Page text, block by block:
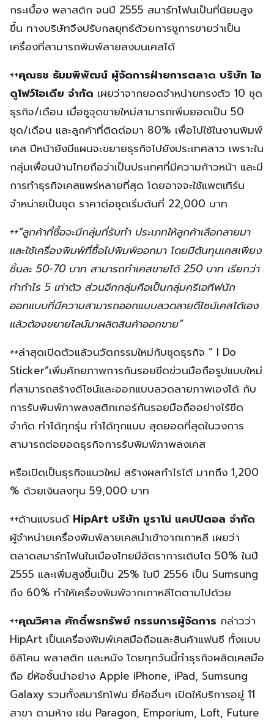
กระเบื้อง พลาสติก จนปี 2555 สมาร์ทโฟนเป็นที่นิยมสูง
ขึ้น ทางบริษัทจึงปรับกลยุทธ์ด้วยการชูการขายว่าเป็น
เครื่องที่สามารถพิมพ์ลายลงบนเคสได้
++คุณธช ธัมมพิพัฒน์ ผู้จัดการฝ่ายการตลาด บริษัท ไอ
ดูโฟว์ไอเดีย จำกัด เผยว่าจากยอดจำหน่ายทรงตัว 10 ชุด
ธุรกิจ/เดือน เมื่อชูจุดขายใหม่สามารถเพิ่มยอดเป็น 50
ชุด/เดือน และลูกค้าที่ติดต่อมา 80% เพื่อไปใช้ในงานพิมพ์
เคส ปีหน้ายังมีแผนจะขยายธุรกิจไปยังประเทศลาว เพราะใน
กลุ่มเพื่อนบ้านไทยถือว่าเป็นประเทศที่มีความก้าวหน้า และมี
การทำธุรกิจเคสแพร่หลายที่สุด โดยอาจจะใช้แพตเทิร์น
จำหน่ายเป็นชุด ราคาต่อชุดเริ่มต้นที่ 22,000 บาท
++“ลูกค้าที่ซื้อจะมีกลุ่มที่รับทำ ประเภทให้ลูกค้าเลือกลายมา
และใช้เครื่องพิมพ์ที่ซื้อไปพิมพ์ออกมา โดยมีต้นทุนเคสเพียง
ชิ้นละ 50-70 บาท สามารถทำเคสขายได้ 250 บาท เรียกว่า
ทำกำไร 5 เท่าตัว ส่วนอีกกลุ่มคือเป็นกลุ่มครีเอทีฟนัก
ออกแบบที่มีความสามารถออกแบบลวดลายดีไซน์เคสได้เอง
แล้วต้องขยายไลน์มาผลิตสินค้าออกขาย”
++ล่าสุดเปิดตัวแล้วนวัตกรรมใหม่กับชุดธุรกิจ ” I Do
Sticker”เพิ่มศักยภาพการกันรอยขีดข่วนมือถือรูปแบบใหม่
ที่สามารถสร้างดีไซน์และออกแบบลวดลายภาพเองได้ กับ
การรับพิมพ์ภาพลงสติกเกอร์กันรอยมือถืออย่างไร้ขีด
จำกัด ทำได้ทุกรุ่น ทำได้ทุกแบบ สุดยอดที่สุดในวงการ
สามารถต่อยอดธุรกิจการรับพิมพ์ภาพลงเคส
หรือเปิดเป็นธุรกิจแนวใหม่ สร้างผลกำไรได้ มากถึง 1,200
% ด้วยเงินลงทุน 59,000 บาท
++ด้านแบรนด์ HipArt บริษัท มูราโน่ แคปปิตอล จำกัด
ผู้จำหน่ายเครื่องพิมพ์ลายเคสนำเข้าจากเกาหลี เผยว่า
ตลาดสมาร์ทโฟนในเมืองไทยมีอัตราการเติบโต 50% ในปี
2555 และเพิ่มสูงขึ้นเป็น 25% ในปี 2556 เป็น Sumsung
ถึง 60% ทำให้เครื่องพิมพ์จากเกาหลีโตตามไปด้วย
++คุณวิศาล ศักดิ์พรทรัพย์ กรรมการผู้จัดการ กล่าวว่า
HipArt เป็นเครื่องพิมพ์เคสมือถือเเละสินค้าแฟนซี ทั้งเเบบ
ซิลิโคน พลาสติก เเละหนัง โดยทุกวันนี้ทำธุรกิจผลิตเคสมือ
ถือ ยี่ห้อชั้นนำอย่าง Apple iPhone, iPad, Sumsung
Galaxy รวมทั้งสมาร์ทโฟน ยี่ห้ออื่นๆ เปิดให้บริการอยู่ 11
สาขา ตามห้าง เช่น Paragon, Emporium, Loft, Future